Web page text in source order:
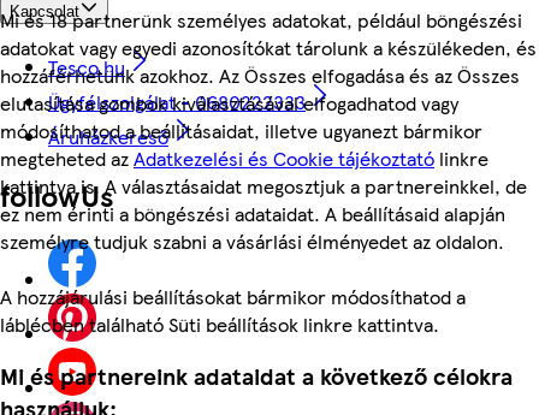
Mi és 18 partnerünk személyes adatokat, például böngészési
adatokat vagy egyedi azonosítókat tárolunk a készülékeden, és
hozzáférhetünk azokhoz. Az Összes elfogadása és az Összes
elutasítása gombok kiválasztásával elfogadhatod vagy
módosíthatod a beállításaidat, illetve ugyanezt bármikor
megteheted azAdatkezelési és Cookie tájékoztató linkre
kattintva is. A választásaidat megosztjuk a partnereinkkel, de
ez nem érinti a böngészési adataidat. A beállításaid alapján
személyre tudjuk szabni a vásárlási élményedet az oldalon.
A hozzájárulási beállításokat bármikor módosíthatod a
láblécben található Süti beállítások linkre kattintva.
Mi és partnereink adataidat a következő célokra
Kapcsolat
Tesco.hu
Ügyfélszolgálat - 0680222333
Áruházkereső
followUs